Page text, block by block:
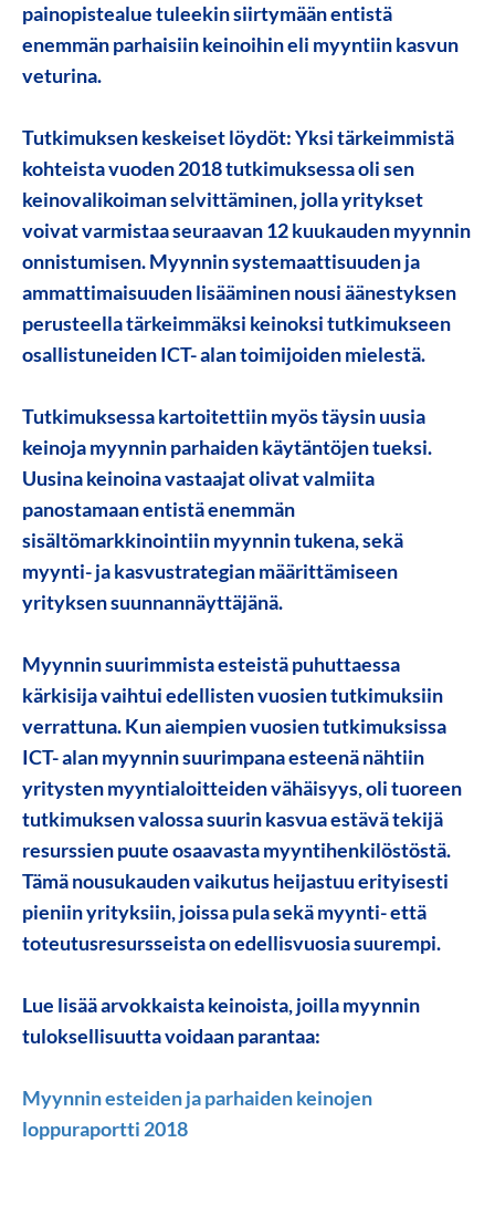
painopistealue tuleekin siirtymään entistä
enemmän parhaisiin keinoihin eli myyntiin kasvun
veturina.
Tutkimuksen keskeiset löydöt:Yksi tärkeimmistä
kohteista vuoden 2018 tutkimuksessa oli sen
keinovalikoiman selvittäminen, jolla yritykset
voivat varmistaa seuraavan 12 kuukauden myynnin
onnistumisen.Myynnin systemaattisuuden ja
ammattimaisuuden lisääminennousi äänestyksen
perusteella tärkeimmäksi keinoksi tutkimukseen
osallistuneiden ICT- alan toimijoiden mielestä.
Tutkimuksessa kartoitettiin myös täysin uusia
keinoja myynnin parhaiden käytäntöjen tueksi.
Uusina keinoina vastaajat olivat valmiita
panostamaan entistä enemmän
sisältömarkkinointiin myynnin tukena, sekä
myynti- ja kasvustrategian määrittämiseen
yrityksen suunnannäyttäjänä.
Myynnin suurimmista esteistä puhuttaessa
kärkisija vaihtui edellisten vuosien tutkimuksiin
verrattuna. Kun aiempien vuosien tutkimuksissa
ICT- alan myynnin suurimpana esteenä nähtiin
yritysten myyntialoitteiden vähäisyys, oli tuoreen
tutkimuksen valossa suurin kasvua estävä tekijä
resurssien puute osaavasta myyntihenkilöstöstä.
Tämä nousukauden vaikutus heijastuu erityisesti
pieniin yrityksiin, joissa pula sekä myynti- että
toteutusresursseista on edellisvuosia suurempi.
Lue lisää arvokkaista keinoista, joilla myynnin
tuloksellisuutta voidaan parantaa:
Myynnin esteiden ja parhaiden keinojen
loppuraportti 2018